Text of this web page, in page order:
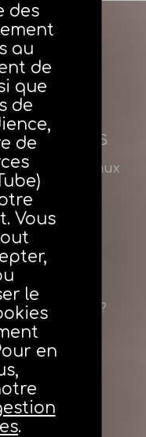
AGENTS
le site dédié aux
qui
le métier.
adhérer ?
des
au
de
que
de
de
Vous
le
en
.